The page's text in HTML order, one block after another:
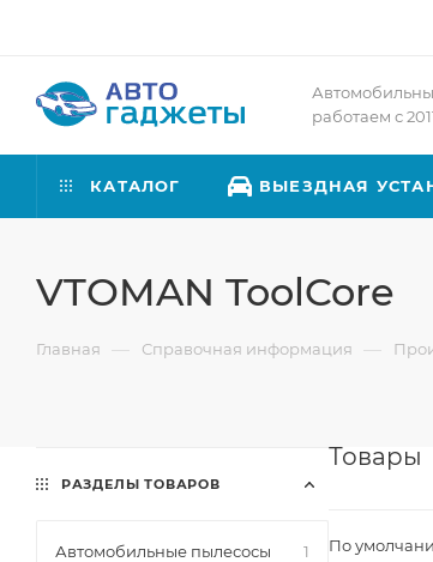
работаем с
КАТАЛОГ ВЫЕЗДНАЯ
VTOMAN ToolCore
Главная — Справочная информация —
Товары
По
РАЗДЕЛЫ ТОВАРОВ
Автомобильные пылесосы 1